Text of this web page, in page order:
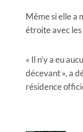
Même si elle a
étroite avec
« Il n’y a eu
décevant », a
résidence